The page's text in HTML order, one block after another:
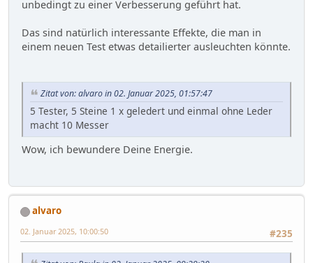
unbedingt zu einer Verbesserung geführt hat.
Das sind natürlich interessante Effekte, die man in
einem neuen Test etwas detailierter ausleuchten könnte.
Zitat von: alvaro in 02. Januar 2025, 01:57:47
5 Tester, 5 Steine 1 x geledert und einmal ohne Leder
macht 10 Messer
Wow, ich bewundere Deine Energie.
alvaro
#235
02. Januar 2025, 10:00:50